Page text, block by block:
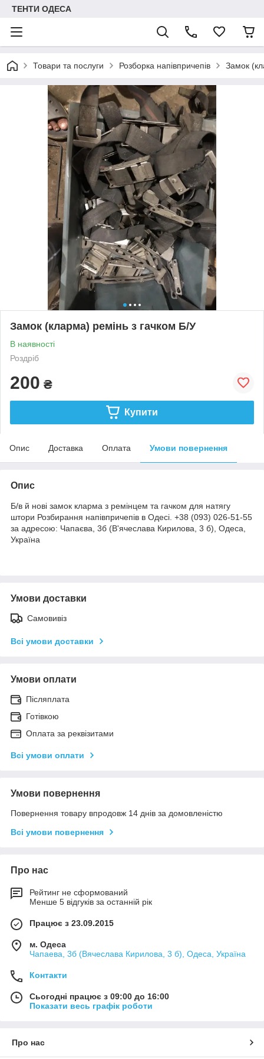
ТЕНТИ ОДЕСА
Товари та послуги Розборка напівпричепів Замок
Замок (кларма) ремінь з гачком Б/У
В наявності
Роздріб
200 ₴
Купити
Опис Доставка Оплата Умови повернення
Опис
Б/в й нові замок кларма з ремінцем та гачком для натягу
штори Розбирання напівпричепів в Одесі. +38 (093) 026-51-55
за адресою: Чапаєва, 3б (В'ячеслава Кирилова, 3 б), Одеса,
Україна
Умови доставки
Самовивіз
Всі умови доставки
Умови оплати
Післяплата
Готівкою
Оплата за реквізитами
Всі умови оплати
Умови повернення
Повернення товару впродовж 14 днів за домовленістю
Всі умови повернення
Про нас
Рейтинг не сформований
Менше 5 відгуків за останній рік
Працює з 23.09.2015
м. Одеса
Чапаева, 3б (Вячеслава Кирилова, 3 б), Одеса, Україна
Контакти
Сьогодні працює з 09:00 до 16:00
Показати весь графік роботи
Про нас